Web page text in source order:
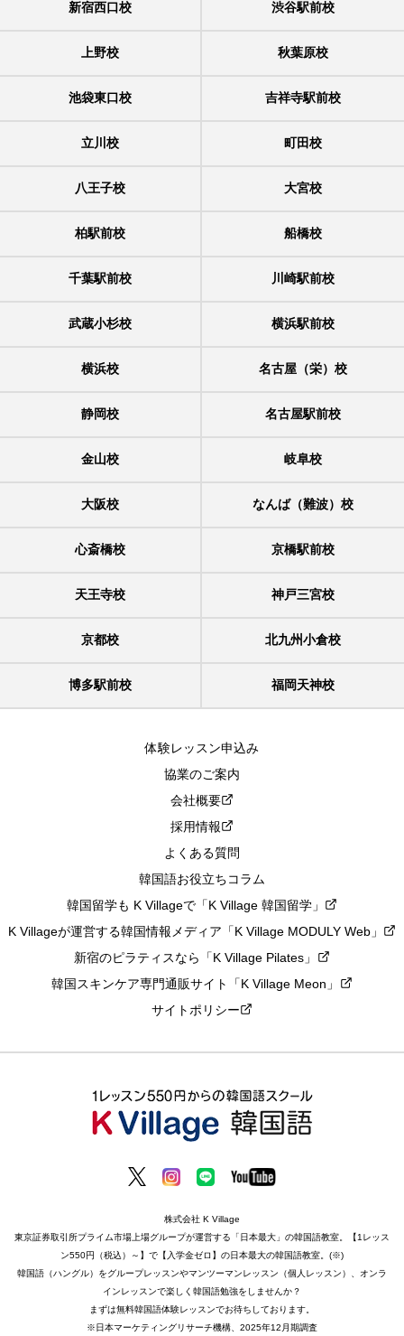
新宿西口校 渋谷駅前校
上野校 秋葉原校
池袋東口校 吉祥寺駅前校
立川校 町田校
八王子校 大宮校
柏駅前校 船橋校
千葉駅前校 川崎駅前校
武蔵小杉校 横浜駅前校
横浜校 名古屋（栄）校
静岡校 名古屋駅前校
金山校 岐阜校
大阪校 なんば（難波）校
心斎橋校 京橋駅前校
天王寺校 神戸三宮校
京都校 北九州小倉校
博多駅前校 福岡天神校
体験レッスン申込み
協業のご案内
会社概要
採用情報
よくある質問
韓国語お役立ちコラム
韓国留学も K Villageで「K Village 韓国留学」
K Villageが運営する韓国情報メディア「K Village MODULY Web」
新宿のピラティスなら「K Village Pilates」
韓国スキンケア専門通販サイト「K Village Meon」
サイトポリシー
株式会社 K Village
東京証券取引所プライム市場上場グループが運営する「日本最大」の韓国語教室。【1レッス
ン550円（税込）～】で【入学金ゼロ】の日本最大の韓国語教室。(※)
韓国語（ハングル）をグループレッスンやマンツーマンレッスン（個人レッスン）、オンラ
インレッスンで楽しく韓国語勉強をしませんか？
まずは無料韓国語体験レッスンでお待ちしております。
※日本マーケティングリサーチ機構、2025年12月期調査